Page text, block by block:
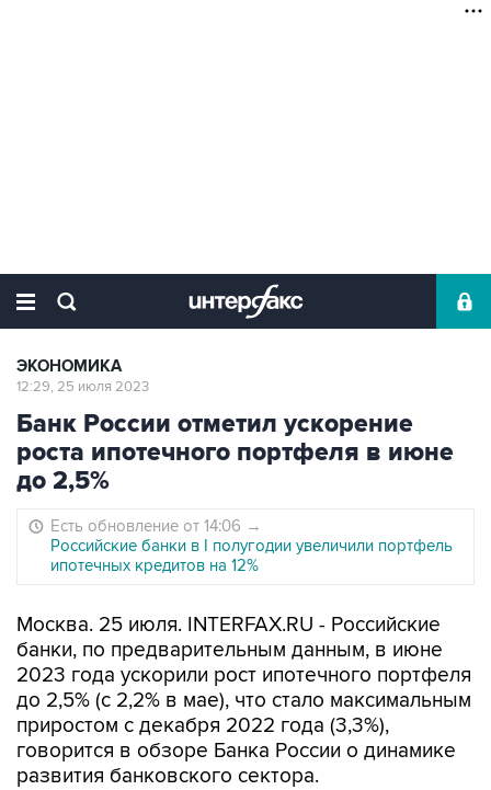
ЭКОНОМИКА
12:29, 25 июля 2023
Банк России отметил ускорение
роста ипотечного портфеля в июне
до 2,5%
Есть обновление от 14:06 →
Российские банки в I полугодии увеличили портфель
ипотечных кредитов на 12%
Москва. 25 июля. INTERFAX.RU - Российские
банки, по предварительным данным, в июне
2023 года ускорили рост ипотечного портфеля
до 2,5% (с 2,2% в мае), что стало максимальным
приростом с декабря 2022 года (3,3%),
говорится в обзоре Банка России о динамике
развития банковского сектора.